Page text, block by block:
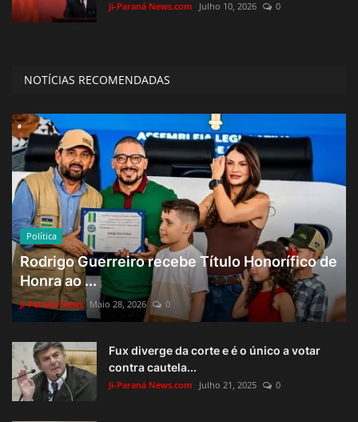
Ji-Paraná News.com Julho 10, 2026 0
NOTÍCIAS RECOMENDADAS
Política
Rodrigo Guerreiro recebe Título Honorífico de
Honra ao ...
Ji-Paraná News Maio 28, 2026 0
Fux diverge da corte e é o único a votar
contra cautela...
Ji-Paraná News.com Julho 21, 2025 0